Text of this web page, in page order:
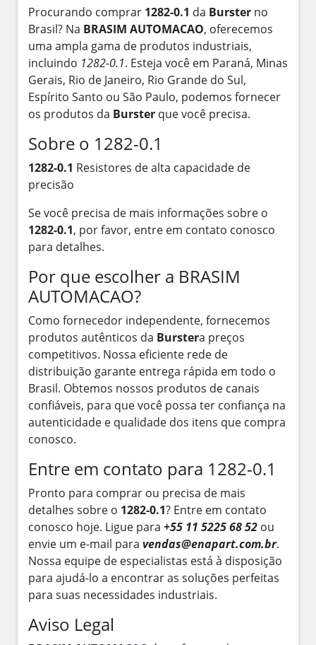
Procurando comprar 1282-0.1 da Burster no
Brasil? Na BRASIM AUTOMACAO, oferecemos
uma ampla gama de produtos industriais,
incluindo 1282-0.1. Esteja você em Paraná, Minas
Gerais, Rio de Janeiro, Rio Grande do Sul,
Espírito Santo ou São Paulo, podemos fornecer
os produtos da Burster que você precisa.
Sobre o 1282-0.1
1282-0.1 Resistores de alta capacidade de
precisão
Se você precisa de mais informações sobre o
1282-0.1, por favor, entre em contato conosco
para detalhes.
Por que escolher a BRASIM
AUTOMACAO?
Como fornecedor independente, fornecemos
produtos autênticos da Burstera preços
competitivos. Nossa eficiente rede de
distribuição garante entrega rápida em todo o
Brasil. Obtemos nossos produtos de canais
confiáveis, para que você possa ter confiança na
autenticidade e qualidade dos itens que compra
conosco.
Entre em contato para 1282-0.1
Pronto para comprar ou precisa de mais
detalhes sobre o 1282-0.1? Entre em contato
conosco hoje. Ligue para +55 11 5225 68 52 ou
envie um e-mail para vendas@enapart.com.br.
Nossa equipe de especialistas está à disposição
para ajudá-lo a encontrar as soluções perfeitas
para suas necessidades industriais.
Aviso Legal